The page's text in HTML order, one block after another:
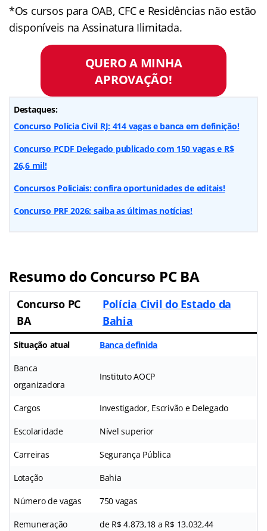
*Os cursos para OAB, CFC e Residências não estão
disponíveis na Assinatura Ilimitada.
QUERO A MINHA
APROVAÇÃO!
Destaques:
Concurso Polícia Civil RJ: 414 vagas e banca em definição!
Concurso PCDF Delegado publicado com 150 vagas e R$
26,6 mil!
Concursos Policiais: confira oportunidades de editais!
Concurso PRF 2026: saiba as últimas notícias!
Resumo do Concurso PC BA
Concurso PC
BA
Polícia Civil do Estado da
Bahia
Situação atual Banca definida
Banca
organizadora
Instituto AOCP
Cargos Investigador, Escrivão e Delegado
Escolaridade Nível superior
Carreiras Segurança Pública
Lotação Bahia
Número de vagas 750 vagas
Remuneração de R$ 4.873,18 a R$ 13.032,44